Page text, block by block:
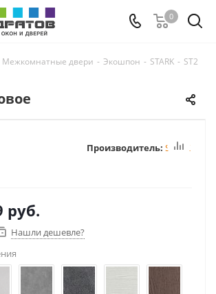
0
Межкомнатные двери - Экошпон - STARK - ST2
Производитель: STARK
руб.
Нашли дешевле?